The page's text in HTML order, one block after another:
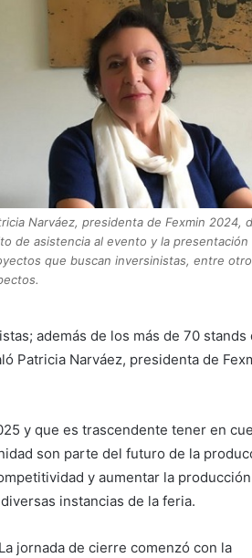
Narváez, presidenta de Fexmin 2024,
de asistencia al evento y la presentación
que buscan inversinistas, entre
además de los más de 70 stands
Patricia Narváez, presidenta de
y que es trascendente tener en
son parte del futuro de la
y aumentar la
instancias de la feria.
La jornada de cierre comenzó con la